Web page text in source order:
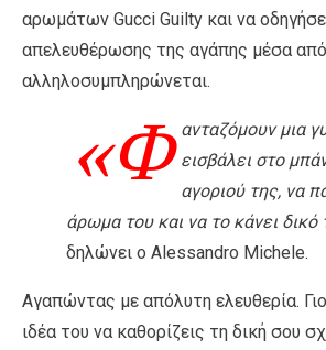
αρωμάτων Gucci Guilty και να
απελευθέρωσης της αγάπης μέσα από
αλληλοσυμπληρώνεται.
«Φ ανταζόμουν μια
εισβάλει στο
αγοριού της, να
άρωμα του και να το κάνει δικό
δηλώνει ο Alessandro Michele.
Αγαπώντας με απόλυτη ελευθερία.
ιδέα του να καθορίζεις τη δική σου